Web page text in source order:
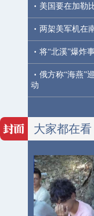
· 美国要在加勒
· 两架美军机在
· 将“北溪”爆炸
· 俄方称“海燕”
动
大家都在看